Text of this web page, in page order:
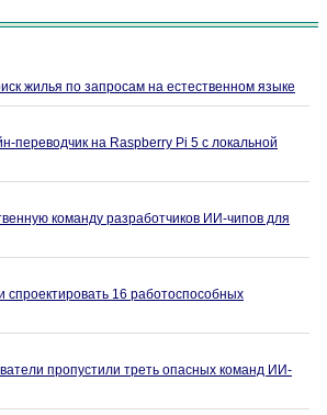
жилья по запросам на естественном языке
переводчик на Raspberry Pi 5 с локальной
команду разработчиков ИИ-чипов для
16 работоспособных
пропустили треть опасных команд ИИ-